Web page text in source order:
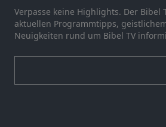
Verpasse keine Highlights. Der Bibel
aktuellen Programmtipps,
Neuigkeiten rund um Bibel TV